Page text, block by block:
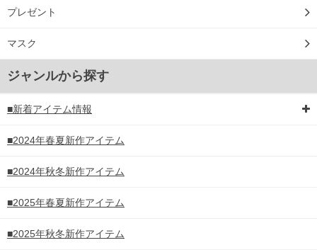
プレゼント
マスク
ジャンルから探す
■新着アイテム情報
■2024年春夏新作アイテム
■2024年秋冬新作アイテム
■2025年春夏新作アイテム
■2025年秋冬新作アイテム